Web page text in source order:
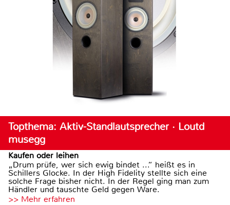
Topthema: Aktiv-Standlautsprecher · Loutd
musegg
Kaufen oder leihen
„Drum prüfe, wer sich ewig bindet ...“ heißt es in
Schillers Glocke. In der High Fidelity stellte sich eine
solche Frage bisher nicht. In der Regel ging man zum
Händler und tauschte Geld gegen Ware.
>> Mehr erfahren